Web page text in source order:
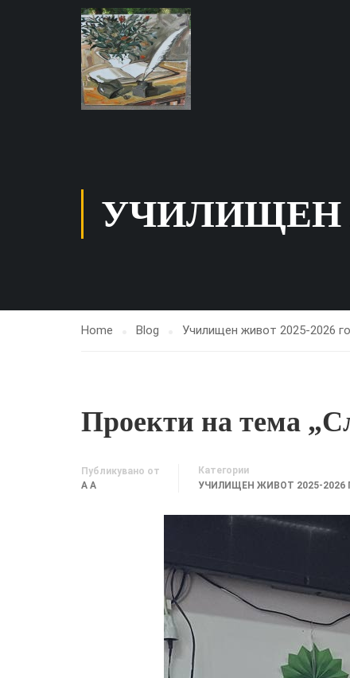
УЧИЛИЩЕН
Home Blog Училищен живот 2025-2026
Проекти на тема
Публикувано от
A A
Категории
УЧИЛИЩЕН ЖИВОТ 2025-2026